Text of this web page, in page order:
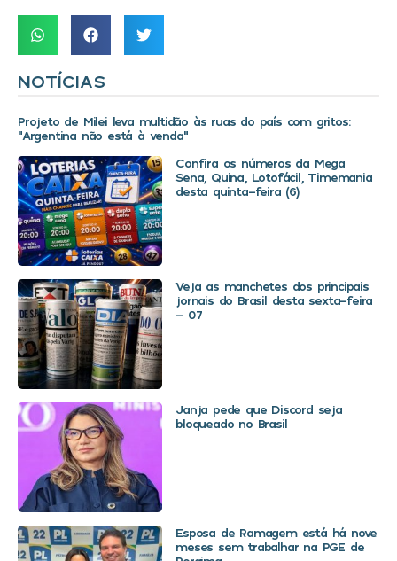
NOTÍCIAS
Projeto de Milei leva multidão às ruas do país com gritos:
“Argentina não está à venda”
Confira os números da Mega
Sena, Quina, Lotofácil, Timemania
desta quinta-feira (6)
Veja as manchetes dos principais
jornais do Brasil desta sexta-feira
– 07
Janja pede que Discord seja
bloqueado no Brasil
Esposa de Ramagem está há nove
meses sem trabalhar na PGE de